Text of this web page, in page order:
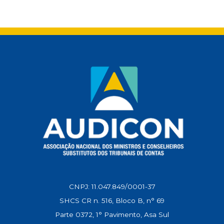
A
p
o
o
r
a
d
I
i
n
CNPJ: 11.047.849/0001-37
SHCS CR n. 516, Bloco B, n° 69
Parte 0372, 1° Pavimento, Asa Sul